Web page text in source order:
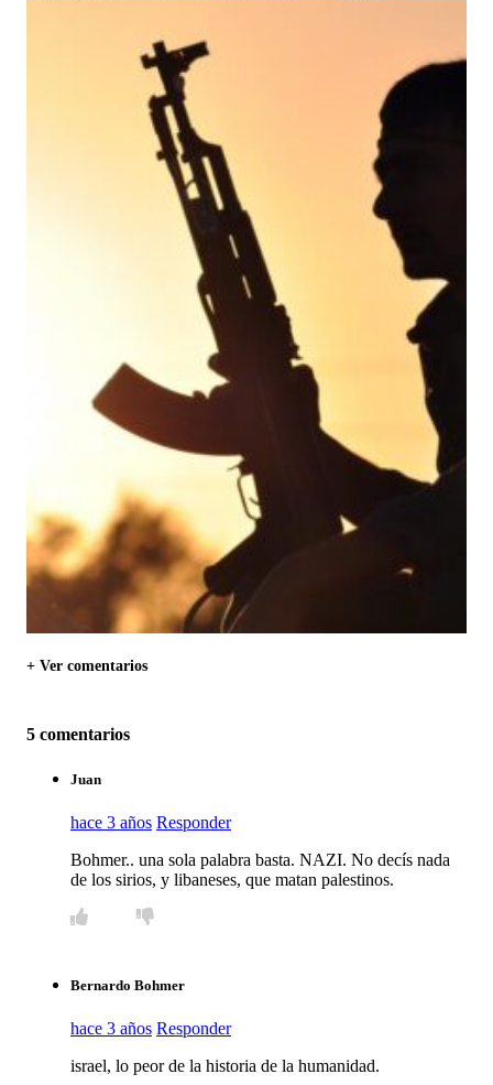
+ Ver comentarios
5 comentarios
Juan
hace 3 años Responder
Bohmer.. una sola palabra basta. NAZI. No decís nada
de los sirios, y libaneses, que matan palestinos.
Bernardo Bohmer
hace 3 años Responder
israel, lo peor de la historia de la humanidad.